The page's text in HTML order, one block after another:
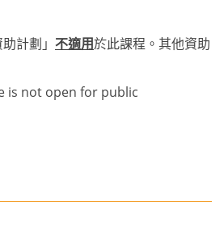
計劃」 不適用於此課程。其他資助
is not open for public